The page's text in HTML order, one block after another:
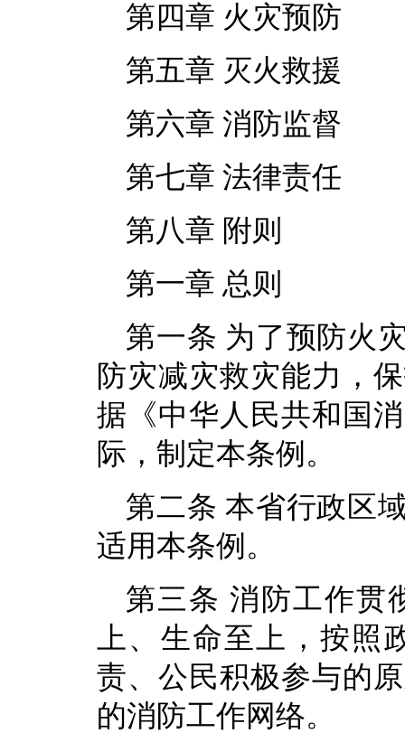
第四章 火灾预防
第五章 灭火救援
第六章 消防监督
第七章 法律责任
第八章 附则
第一章 总则
第一条 为了预防火
防灾减灾救灾能力，
据《中华人民共和国
际，制定本条例。
第二条 本省行政区
适用本条例。
第三条 消防工作贯
上、生命至上，按
责、公民积极参与的
的消防工作网络。